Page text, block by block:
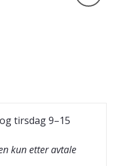
tirsdag 9–15
kun etter avtale